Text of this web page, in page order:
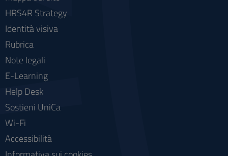
HRS4R Strategy
Identità visiva
Rubrica
Note legali
E-Learning
Help Desk
Sostieni UniCa
Wi-Fi
Accessibilità